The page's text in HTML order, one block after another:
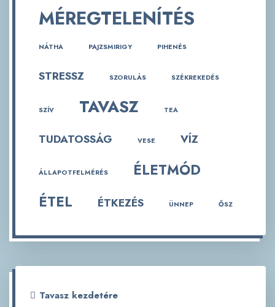
MÉREGTELENÍTÉS
NÁTHA PAJZSMIRIGY PIHENÉS
STRESSZ SZORULÁS SZÉKREKEDÉS
SZÍV TAVASZ TEA
TUDATOSSÁG VESE VÍZ
ÁLLAPOTFELMÉRÉS
ÉLETMÓD
ÉTEL
ÉTKEZÉS ÜNNEP ŐSZ
Tavasz kezdetére